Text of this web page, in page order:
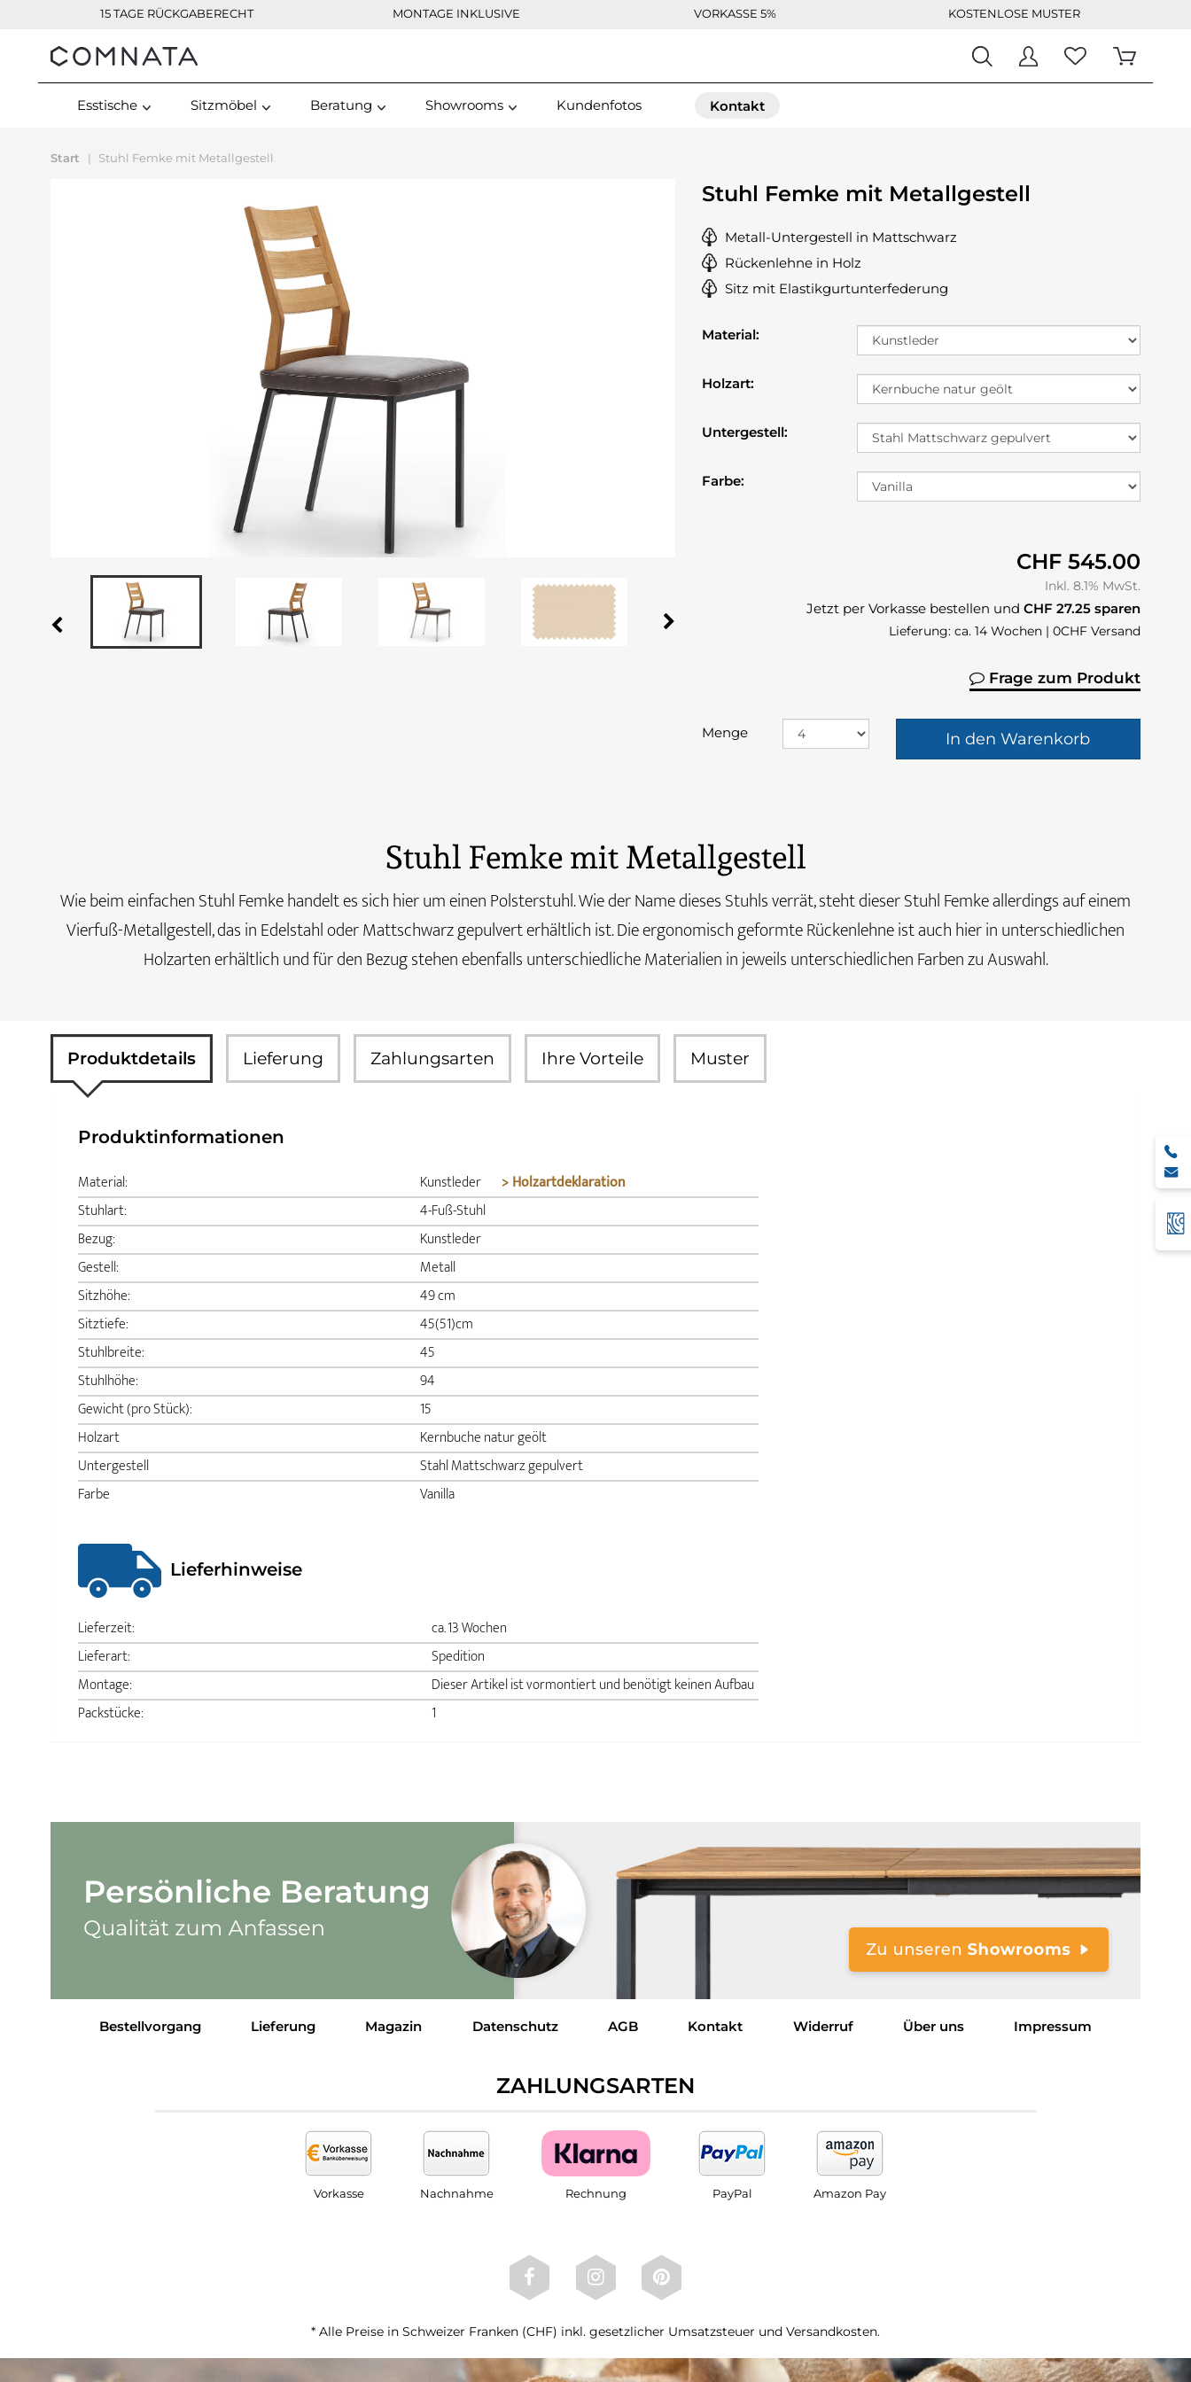
15 TAGE RÜCKGABERECHT MONTAGE INKLUSIVE VORKASSE 5% KOSTENLOSE MUSTER
Kontakt
Esstische Sitzmöbel Beratung Showrooms Kundenfotos Kontakt
Start Stuhl Femke mit Metallgestell
Stuhl Femke mit Metallgestell
Metall-Untergestell in Mattschwarz
Rückenlehne in Holz
Sitz mit Elastikgurtunterfederung
Material:
Holzart:
Untergestell:
Farbe:
CHF 545.00
Inkl. 8.1% MwSt.
Jetzt per Vorkasse bestellen und CHF 27.25 sparen
Lieferung: ca. 14 Wochen | 0CHF Versand
Frage zum Produkt
Menge In den Warenkorb
Stuhl Femke mit Metallgestell
Wie beim einfachen Stuhl Femke handelt es sich hier um einen Polsterstuhl. Wie der Name dieses Stuhls verrät, steht dieser Stuhl Femke allerdings auf einem
Vierfuß-Metallgestell, das in Edelstahl oder Mattschwarz gepulvert erhältlich ist. Die ergonomisch geformte Rückenlehne ist auch hier in unterschiedlichen
Holzarten erhältlich und für den Bezug stehen ebenfalls unterschiedliche Materialien in jeweils unterschiedlichen Farben zu Auswahl.
Produktdetails Lieferung Zahlungsarten Ihre Vorteile Muster
Produktinformationen
Material: Kunstleder
> Holzartdeklaration
Stuhlart:
4-Fuß-Stuhl
Bezug:
Kunstleder
Gestell:
Metall
Sitzhöhe:
49 cm
Sitztiefe:
45(51)cm
Stuhlbreite:
45
Stuhlhöhe:
94
Gewicht (pro Stück):
15
Holzart
Kernbuche natur geölt
Untergestell
Stahl Mattschwarz gepulvert
Farbe
Vanilla
Lieferhinweise
Lieferzeit:
ca. 13 Wochen
Lieferart:
Spedition
Montage:
Dieser Artikel ist vormontiert und benötigt keinen Aufbau
Packstücke:
1
Bestellvorgang Lieferung Magazin Datenschutz AGB Kontakt Widerruf Über uns Impressum
ZAHLUNGSARTEN
Vorkasse Nachnahme Rechnung PayPal Amazon Pay
* Alle Preise in Schweizer Franken (CHF) inkl. gesetzlicher Umsatzsteuer und Versandkosten.